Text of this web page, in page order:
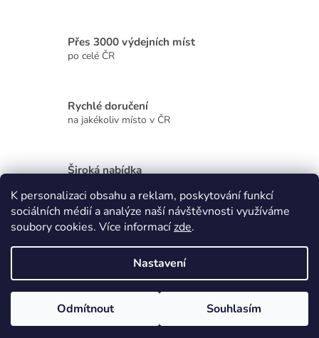
K personalizaci obsahu a reklam, poskytování funkcí
sociálních médií a analýze naší návštěvnosti využíváme
soubory cookies. Více informacízde.
Nastavení
Odmítnout Souhlasím
p
v
ý
s
u
Přes 3000 výdejních míst
po celé ČR
Rychlé doručení
na jakékoliv místo v ČR
Široká nabídka
Copyright 2026Zdraví, krása, dárky. Všechna práva vyhrazena.
Upravit nastavení cookies